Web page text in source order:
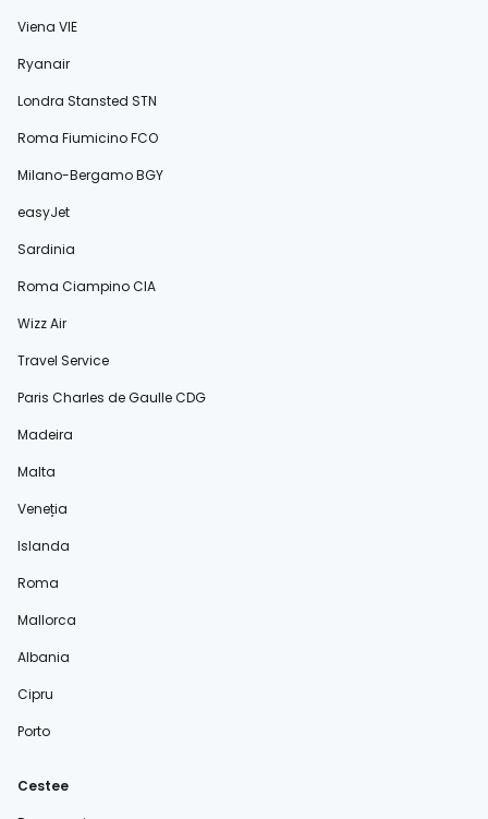
Viena VIE
Ryanair
Londra Stansted STN
Roma Fiumicino FCO
Milano-Bergamo BGY
easyJet
Sardinia
Roma Ciampino CIA
Wizz Air
Travel Service
Paris Charles de Gaulle CDG
Madeira
Malta
Veneția
Islanda
Roma
Mallorca
Albania
Cipru
Porto
Cestee